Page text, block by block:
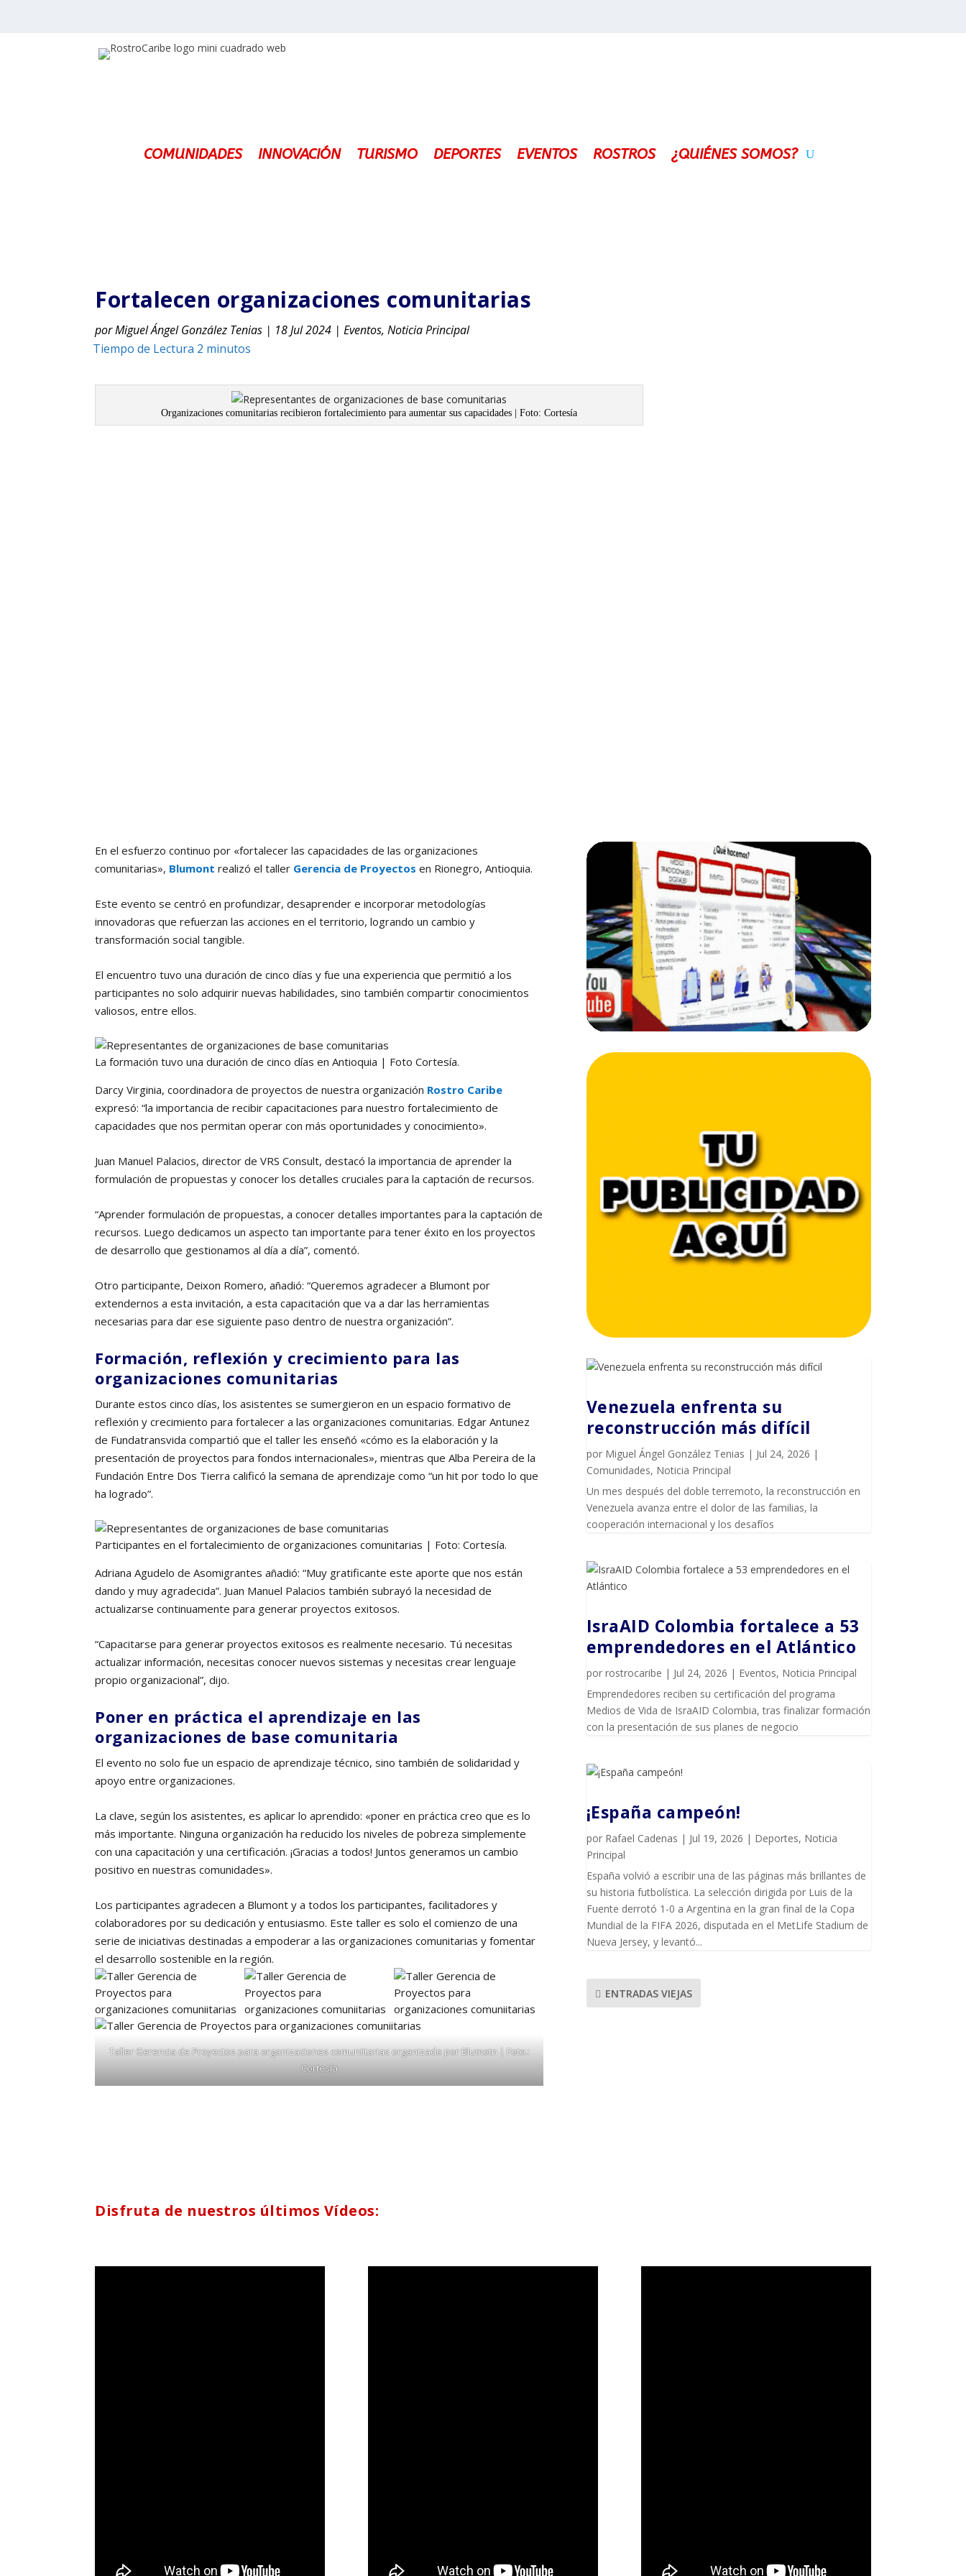
COMUNIDADES INNOVACIÓN TURISMO DEPORTES EVENTOS ROSTROS ¿QUIÉNES SOMOS?
Fortalecen organizaciones comunitarias
porMiguel Ángel González Tenias | 18 Jul 2024 | Eventos, Noticia Principal
Organizaciones comunitarias recibieron fortalecimiento para aumentar sus capacidades | Foto: Cortesía
En el esfuerzo continuo por «fortalecer las capacidades de las organizaciones
comunitarias», Blumont realizó el taller Gerencia de Proyectos en Rionegro, Antioquia.
Este evento se centró en profundizar, desaprender e incorporar metodologías
innovadoras que refuerzan las acciones en el territorio, logrando un cambio y
transformación social tangible.
El encuentro tuvo una duración de cinco días y fue una experiencia que permitió a los
participantes no solo adquirir nuevas habilidades, sino también compartir conocimientos
valiosos, entre ellos.
La formación tuvo una duración de cinco días en Antioquia | Foto Cortesía.
Darcy Virginia, coordinadora de proyectos de nuestra organización Rostro Caribe
expresó: “la importancia de recibir capacitaciones para nuestro fortalecimiento de
capacidades que nos permitan operar con más oportunidades y conocimiento».
Juan Manuel Palacios, director de VRS Consult, destacó la importancia de aprender la
formulación de propuestas y conocer los detalles cruciales para la captación de recursos.
“Aprender formulación de propuestas, a conocer detalles importantes para la captación de
recursos. Luego dedicamos un aspecto tan importante para tener éxito en los proyectos
de desarrollo que gestionamos al día a día”, comentó.
Otro participante, Deixon Romero, añadió: “Queremos agradecer a Blumont por
extendernos a esta invitación, a esta capacitación que va a dar las herramientas
necesarias para dar ese siguiente paso dentro de nuestra organización”.
Formación, reflexión y crecimiento para las
organizaciones comunitarias
Durante estos cinco días, los asistentes se sumergieron en un espacio formativo de
reflexión y crecimiento para fortalecer a las organizaciones comunitarias. Edgar Antunez
de Fundatransvida compartió que el taller les enseñó «cómo es la elaboración y la
presentación de proyectos para fondos internacionales», mientras que Alba Pereira de la
Fundación Entre Dos Tierra calificó la semana de aprendizaje como “un hit por todo lo que
ha logrado”.
Participantes en el fortalecimiento de organizaciones comunitarias | Foto: Cortesía.
Adriana Agudelo de Asomigrantes añadió: “Muy gratificante este aporte que nos están
dando y muy agradecida”. Juan Manuel Palacios también subrayó la necesidad de
actualizarse continuamente para generar proyectos exitosos.
“Capacitarse para generar proyectos exitosos es realmente necesario. Tú necesitas
actualizar información, necesitas conocer nuevos sistemas y necesitas crear lenguaje
propio organizacional”, dijo.
Poner en práctica el aprendizaje en las
organizaciones de base comunitaria
El evento no solo fue un espacio de aprendizaje técnico, sino también de solidaridad y
apoyo entre organizaciones.
La clave, según los asistentes, es aplicar lo aprendido: «poner en práctica creo que es lo
más importante. Ninguna organización ha reducido los niveles de pobreza simplemente
con una capacitación y una certificación. ¡Gracias a todos! Juntos generamos un cambio
positivo en nuestras comunidades».
Los participantes agradecen a Blumont y a todos los participantes, facilitadores y
colaboradores por su dedicación y entusiasmo. Este taller es solo el comienzo de una
serie de iniciativas destinadas a empoderar a las organizaciones comunitarias y fomentar
el desarrollo sostenible en la región.
Taller Gerencia de Proyectos para organizaciones comuniitarias organizado por Blumotn | Foto.:
Cortesía
Venezuela enfrenta su
reconstrucción más difícil
por Miguel Ángel González Tenias | Jul 24, 2026 |
Comunidades, Noticia Principal
Un mes después del doble terremoto, la reconstrucción en
Venezuela avanza entre el dolor de las familias, la
cooperación internacional y los desafíos
IsraAID Colombia fortalece a 53
emprendedores en el Atlántico
por rostrocaribe | Jul 24, 2026 | Eventos, Noticia Principal
Emprendedores reciben su certificación del programa
Medios de Vida de IsraAID Colombia, tras finalizar formación
con la presentación de sus planes de negocio
¡España campeón!
por Rafael Cadenas | Jul 19, 2026 | Deportes, Noticia
Principal
España volvió a escribir una de las páginas más brillantes de
su historia futbolística. La selección dirigida por Luis de la
Fuente derrotó 1-0 a Argentina en la gran final de la Copa
Mundial de la FIFA 2026, disputada en el MetLife Stadium de
Nueva Jersey, y levantó...
ENTRADAS VIEJAS
Disfruta de nuestros últimos Vídeos: